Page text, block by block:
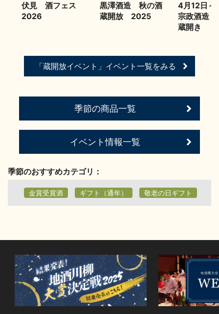
季節の商品 イベント情報
伏見 酒フェス
2026
黒澤酒造 秋の酒
蔵開放 2025
4月12日
宗政酒造
蔵開き
「蔵開放イベント」イベント一覧をみる
季節の商品一覧
イベント情報一覧
季節のおすすめカテゴリ：
金賞受賞酒 ギフト（通年） 敬老の日ギフト